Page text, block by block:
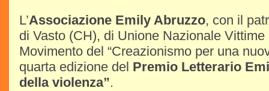
L’Associazione Emily Abruzzo, con il
di Vasto (CH), di Unione Nazionale
Movimento del “Creazionismo per una
quarta edizione del Premio Letterario
della violenza”.